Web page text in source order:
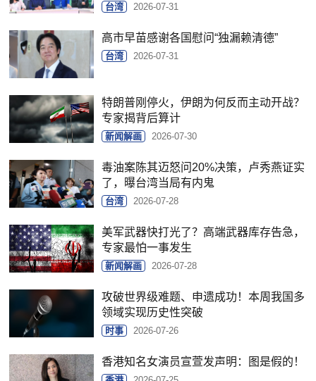
台湾 2026-07-31
高市早苗感谢各国慰问“独漏赖清德”
台湾 2026-07-31
特朗普刚停火，伊朗为何反而主动开战？
专家揭背后算计
新闻解画 2026-07-30
毒油案陈其迈怒问20%决策，卢秀燕证实
了，曝台湾当局有内鬼
台湾 2026-07-28
美军武器快打光了？高端武器库存告急，
专家最怕一事发生
新闻解画 2026-07-28
攻破世界级难题、申遗成功！本周我国多
领域实现历史性突破
时事 2026-07-26
香港知名女演员宣萱发声明：图是假的！